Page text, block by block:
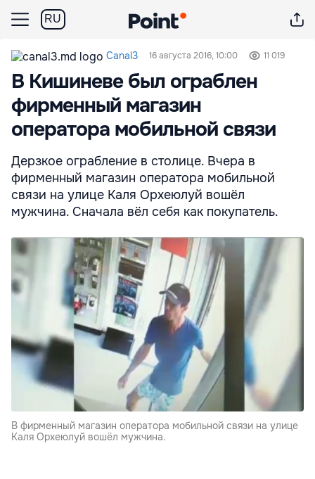
RU
Canal3 16 августа 2016, 10:00 11 019
В Кишиневе был ограблен
фирменный магазин
оператора мобильной связи
Дерзкое ограбление в столице. Вчера в
фирменный магазин оператора мобильной
связи на улице Каля Орхеюлуй вошёл
мужчина. Сначала вёл себя как покупатель.
В фирменный магазин оператора мобильной связи на улице
Каля Орхеюлуй вошёл мужчина.